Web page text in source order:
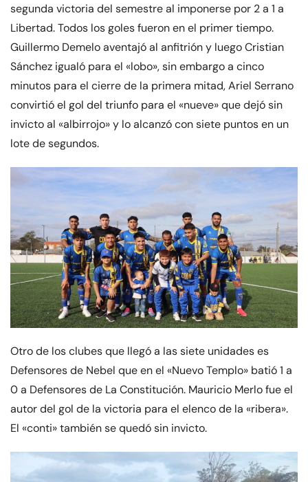
segunda victoria del semestre al imponerse por 2 a 1 a
Libertad. Todos los goles fueron en el primer tiempo.
Guillermo Demelo aventajó al anfitrión y luego Cristian
Sánchez igualó para el «lobo», sin embargo a cinco
minutos para el cierre de la primera mitad, Ariel Serrano
convirtió el gol del triunfo para el «nueve» que dejó sin
invicto al «albirrojo» y lo alcanzó con siete puntos en un
lote de segundos.
Otro de los clubes que llegó a las siete unidades es
Defensores de Nebel que en el «Nuevo Templo» batió 1 a
0 a Defensores de La Constitución. Mauricio Merlo fue el
autor del gol de la victoria para el elenco de la «ribera».
El «conti» también se quedó sin invicto.